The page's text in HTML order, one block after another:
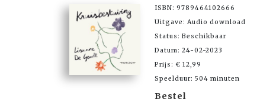
ISBN: 9789464102666
Uitgave: Audio download
Status: Beschikbaar
Datum: 24-02-2023
Prijs: € 12,99
Speelduur: 504 minuten
Bestel